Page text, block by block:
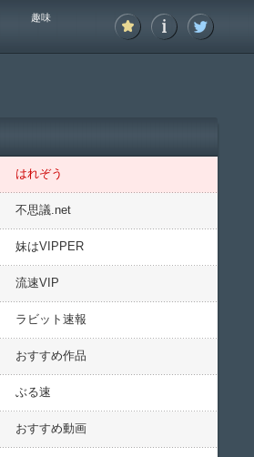
趣味
はれぞう
不思議.net
妹はVIPPER
流速VIP
ラビット速報
おすすめ作品
ぶる速
おすすめ動画